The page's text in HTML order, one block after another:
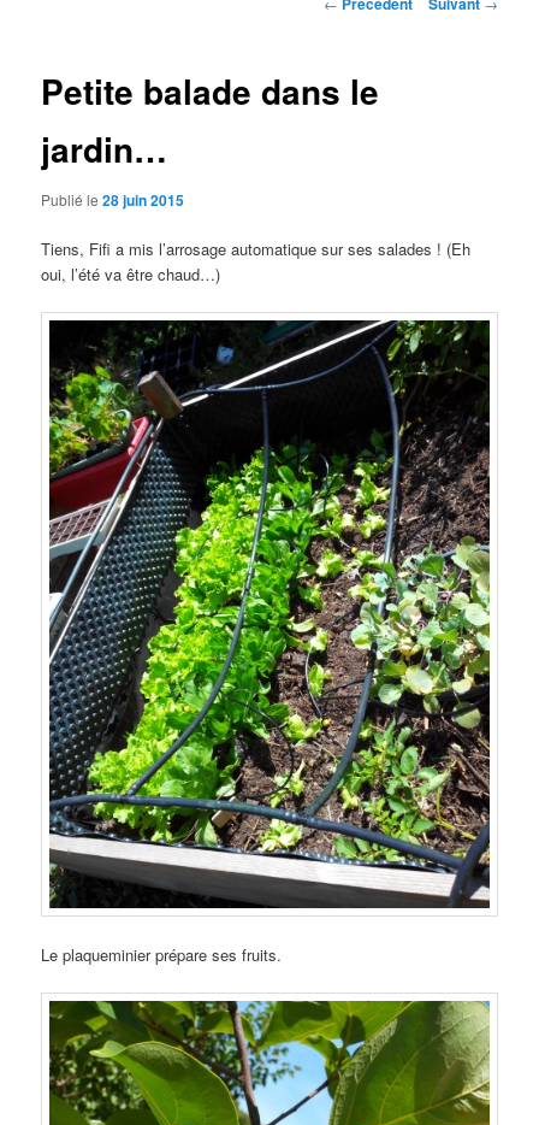
Petite balade dans le
jardin…
Publié le28 juin 2015
Tiens, Fifi a mis l’arrosage automatique sur ses salades ! (Eh
oui, l’été va être chaud…)
Le plaqueminier prépare ses fruits.